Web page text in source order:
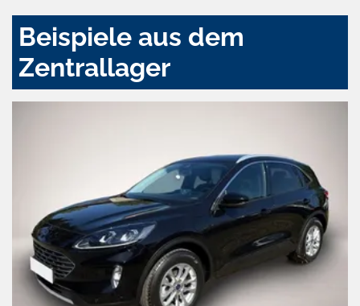
Beispiele aus dem
Zentrallager